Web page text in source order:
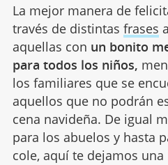
La mejor manera de
través de distintas frases
aquellas con un bonito
para todos los niños,
los familiares que se
aquellos que no podrán
cena navideña. De igual
para los abuelos y hasta
cole, aquí te dejamos una